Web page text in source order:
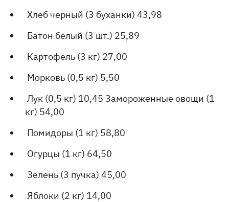
Хлеб черный (3 буханки) 43,98
Батон белый (3 шт.) 25,89
Картофель (3 кг) 27,00
Морковь (0,5 кг) 5,50
Лук (0,5 кг) 10,45 Замороженные овощи (1
кг) 54,00
Помидоры (1 кг) 58,80
Огурцы (1 кг) 64,50
Зелень (3 пучка) 45,00
Яблоки (2 кг) 14,00